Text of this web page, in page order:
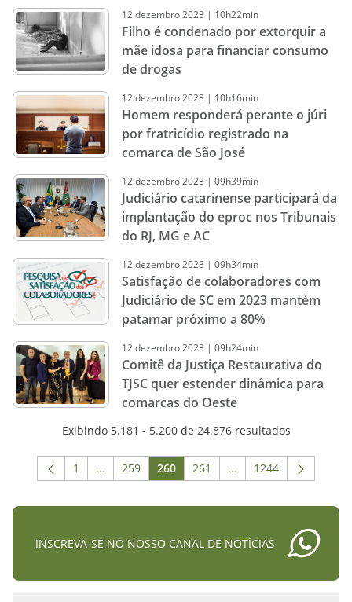
12dezembro2023 | 10h22min
Filho é condenado por extorquir a
mãe idosa para financiar consumo
de drogas
12dezembro2023 | 10h16min
Homem responderá perante o júri
por fratricídio registrado na
comarca de São José
12dezembro2023 | 09h39min
Judiciário catarinense participará da
implantação do eproc nos Tribunais
do RJ, MG e AC
12dezembro2023 | 09h34min
Satisfação de colaboradores com
Judiciário de SC em 2023 mantém
patamar próximo a 80%
12dezembro2023 | 09h24min
Comitê da Justiça Restaurativa do
TJSC quer estender dinâmica para
comarcas do Oeste
Exibindo 5.181 - 5.200 de 24.876 resultados
Página
1 ...Páginas intermediárias Usar ABA para navegar.
Página
259 Página
260 Página
261 ...PáginasPágina
1244
INSCREVA-SE NO NOSSO CANAL DE NOTÍCIAS